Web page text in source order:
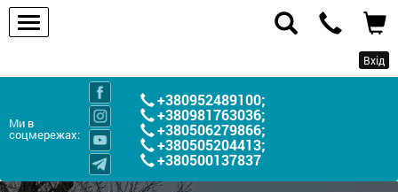
Вхід
Ми в
соцмережах:
+380952489100;
+380981763036;
+380506279866;
+380505204413;
+380500137837